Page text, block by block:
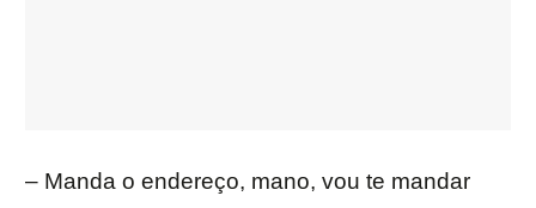
– Manda o endereço, mano, vou te mandar